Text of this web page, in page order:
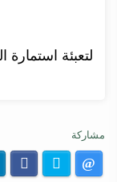
لتعبئة استمارة
مشاركة